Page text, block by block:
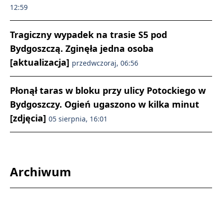
12:59
Tragiczny wypadek na trasie S5 pod
Bydgoszczą. Zginęła jedna osoba
[aktualizacja] przedwczoraj, 06:56
Płonął taras w bloku przy ulicy Potockiego w
Bydgoszczy. Ogień ugaszono w kilka minut
[zdjęcia] 05 sierpnia, 16:01
Archiwum